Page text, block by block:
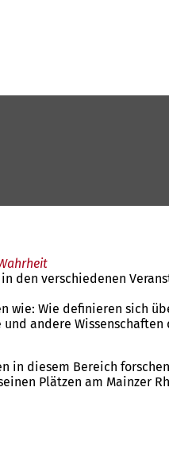
den verschiedenen
wie: Wie definieren sich
andere
diesem Bereich
Plätzen am Mainzer